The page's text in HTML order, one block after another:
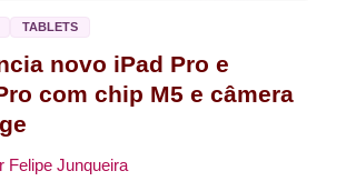
TABLETS
novo iPad Pro e
com chip M5 e câmera
Felipe Junqueira